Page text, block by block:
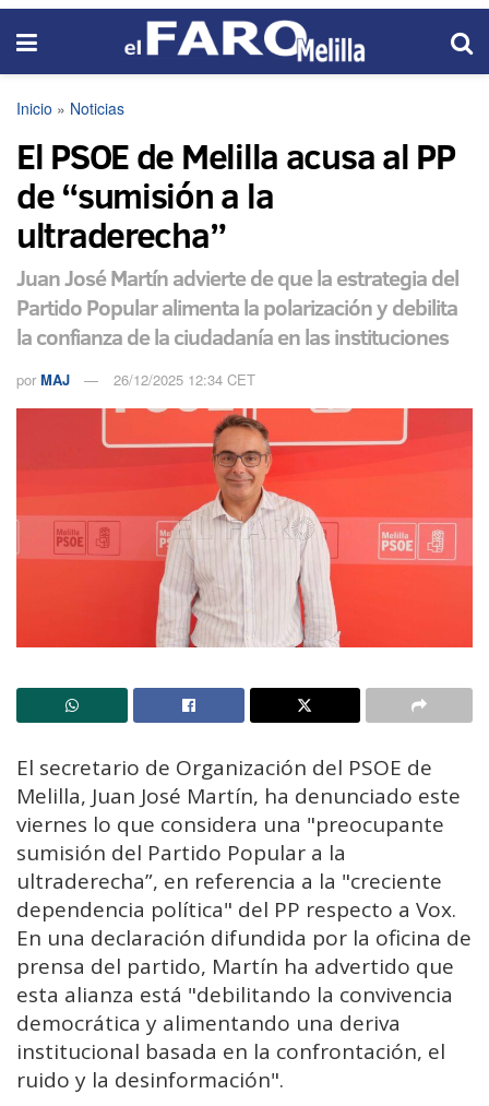
Inicio » Noticias
El PSOE de Melilla acusa al PP
de “sumisión a la
ultraderecha”
Juan José Martín advierte de que la estrategia del
Partido Popular alimenta la polarización y debilita
la confianza de la ciudadanía en las instituciones
por MAJ 26/12/2025 12:34 CET
El secretario de Organización del PSOE de
Melilla, Juan José Martín, ha denunciado este
viernes lo que considera una "preocupante
sumisión del Partido Popular a la
ultraderecha”, en referencia a la "creciente
dependencia política" del PP respecto a Vox.
En una declaración difundida por la oficina de
prensa del partido, Martín ha advertido que
esta alianza está "debilitando la convivencia
democrática y alimentando una deriva
institucional basada en la confrontación, el
ruido y la desinformación".